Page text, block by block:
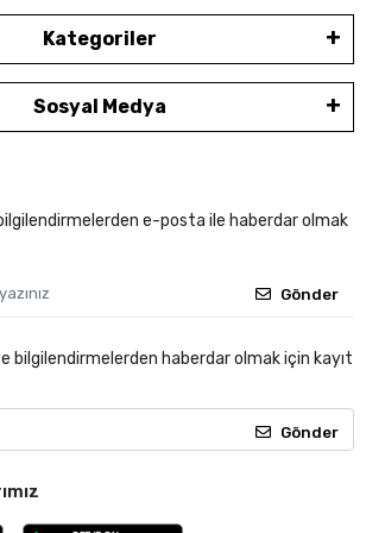
Kategoriler
Sosyal Medya
e-posta ile haberdar olmak
Gönder
bilgilendirmelerden haberdar olmak için kayıt
Gönder